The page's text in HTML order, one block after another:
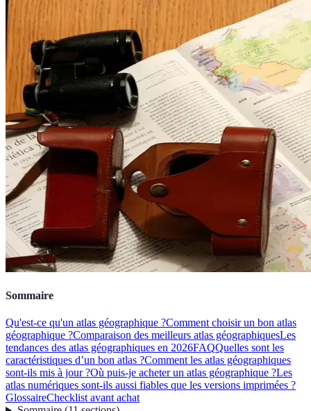
Sommaire
Qu'est-ce qu'un atlas géographique ?Comment choisir un bon atlas
géographique ?Comparaison des meilleurs atlas géographiquesLes
tendances des atlas géographiques en 2026FAQQuelles sont les
caractéristiques d’un bon atlas ?Comment les atlas géographiques
sont-ils mis à jour ?Où puis-je acheter un atlas géographique ?Les
atlas numériques sont-ils aussi fiables que les versions imprimées ?
GlossaireChecklist avant achat